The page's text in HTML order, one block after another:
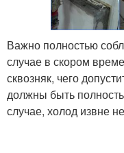
Важно полностью
случае в скором
сквозняк, чего
должны быть
случае, холод извне